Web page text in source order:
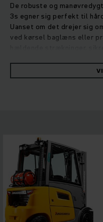
De robuste og
3s egner sig perfekt til
Uanset om det drejer sig
ved kørsel baglæns eller
omlæsningskapacitet. Især
påbygningsaggregater
med fem køreprogrammer
assistentsystemer, der let
standardgrænsefladen.
enhver situation.